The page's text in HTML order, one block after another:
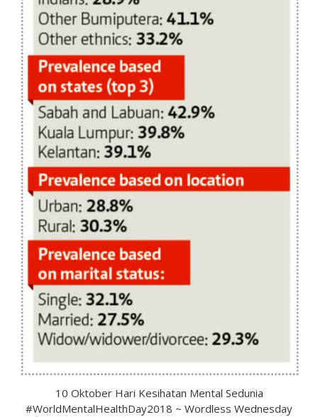
10 Oktober Hari Kesihatan Mental Sedunia
#WorldMentalHealthDay2018 ~ Wordless Wednesday